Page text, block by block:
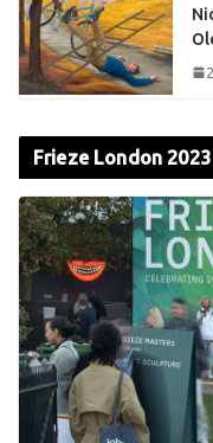
Frieze London 2023